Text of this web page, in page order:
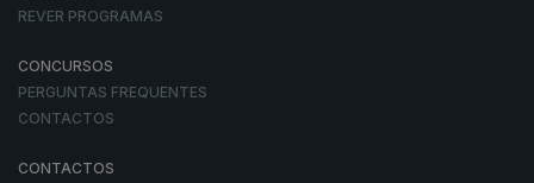
REVER PROGRAMAS
CONCURSOS
PERGUNTAS FREQUENTES
CONTACTOS
CONTACTOS